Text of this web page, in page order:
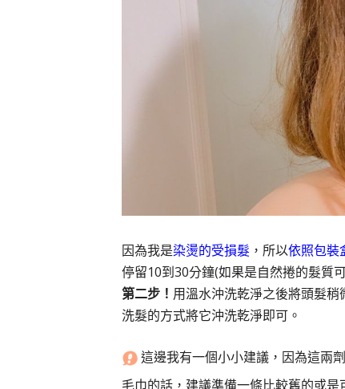
因為我是染燙的受損髮 ，所以依照包裝
停留10到30分鐘(如果是自然捲的髮質
第二步！ 用溫水沖洗乾淨之後將頭髮
洗髮的方式將它沖洗乾淨即可。
這邊我有一個小小建議，因為這兩
毛巾的話，建議準備一條比較舊的或